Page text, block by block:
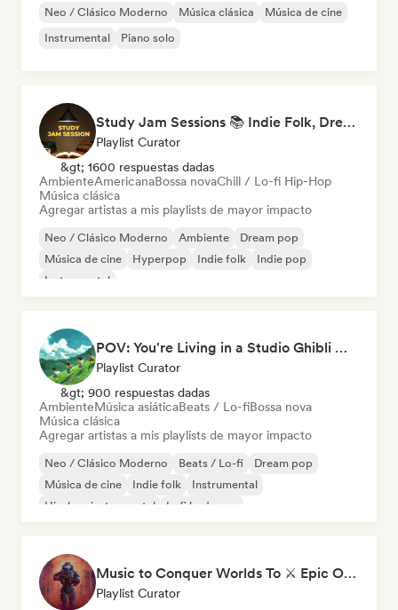
Neo / Clásico Moderno Música clásica
Música de cine
Instrumental
Piano solo
Study Jam Sessions 📚 Indie Folk, Dream Pop & Singer-Songwriter
Playlist Curator
&gt; 1600 respuestas dadas
AmbienteAmericanaBossa novaChill / Lo-fi Hip-Hop
Música clásica
Agregar artistas a mis playlists de mayor impacto
Neo / Clásico Moderno Ambiente
Dream pop
Música de cine
Hyperpop Indie folk
Indie pop
Instrumental
POV: You're Living in a Studio Ghibli Movie 🌱 Neo-Classical Piano & Dream Pop
Playlist Curator
&gt; 900 respuestas dadas
AmbienteMúsica asiáticaBeats / Lo-fiBossa nova
Música clásica
Agregar artistas a mis playlists de mayor impacto
Neo / Clásico Moderno Beats / Lo-fi
Dream pop
Música de cine
Indie folk
Instrumental
Hip-hop instrumental
Lofi bedroom
Music to Conquer Worlds To ⚔️ Epic Orchestral, Cinematic & Trailer Music
Playlist Curator